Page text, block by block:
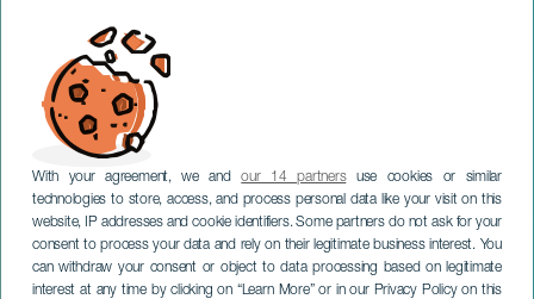
With your agreement, we andour 14 partnersuse cookies or similar
technologies to store, access, and process personal data like your visit on this
website, IP addresses and cookie identifiers. Some partners do not ask for your
consent to process your data and rely on their legitimate business interest. You
can withdraw your consent or object to data processing based on legitimate
interest at any time by clicking on “Learn More” or in our Privacy Policy on this
ТЕНЕРИФЕ